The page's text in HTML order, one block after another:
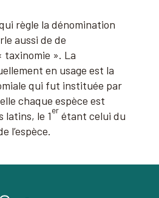
règle la dénomination
aussi de de
taxinomie ». La
en usage est la
qui fut instituée par
chaque espèce est
latins, le 1er étant celui du
l’espèce.